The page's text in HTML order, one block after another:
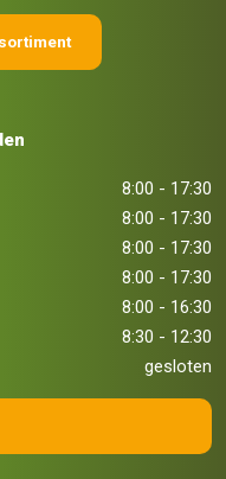
8:00 - 17:30
8:00 - 17:30
8:00 - 17:30
8:00 - 17:30
8:00 - 16:30
8:30 - 12:30
gesloten